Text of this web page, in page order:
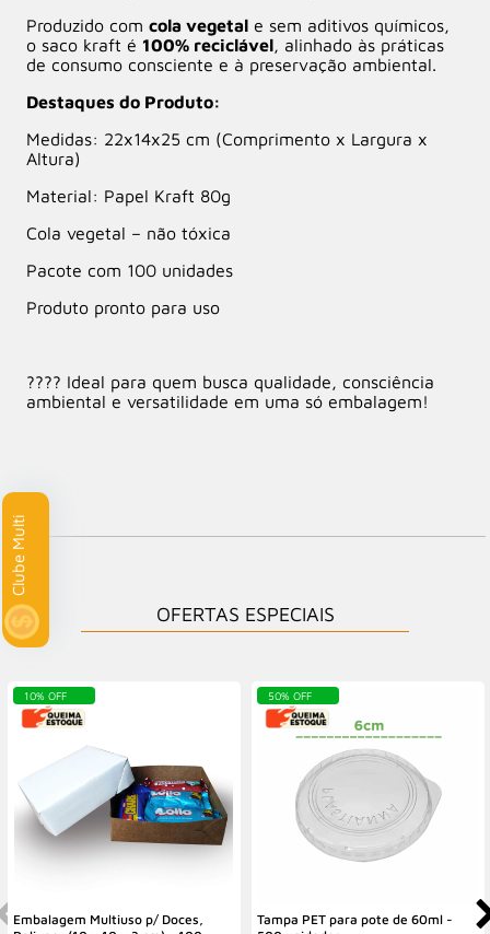
Produzido comcola vegetal e sem aditivos químicos,
o saco kraft é 100% reciclável, alinhado às práticas
de consumo consciente e à preservação ambiental.
Destaques do Produto:
Medidas: 22x14x25 cm (Comprimento x Largura x
Altura)
Material: Papel Kraft 80g
Cola vegetal – não tóxica
Pacote com 100 unidades
Produto pronto para uso
???? Ideal para quem busca qualidade, consciência
ambiental e versatilidade em uma só embalagem!
OFERTAS ESPECIAIS
10% OFF
Embalagem Multiuso p/ Doces,
50% OFF
Tampa PET para pote de 60ml -
Clube Multi